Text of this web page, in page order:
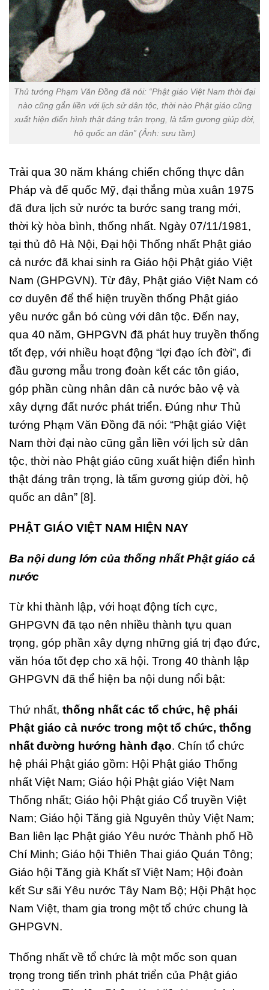
Thủ tướng Phạm Văn Đồng đã nói: “Phật giáo Việt Nam thời đại
nào cũng gắn liền với lịch sử dân tộc, thời nào Phật giáo cũng
xuất hiện điển hình thật đáng trân trọng, là tấm gương giúp đời,
hộ quốc an dân” (Ảnh: sưu tầm)
Trải qua 30 năm kháng chiến chống thực dân
Pháp và đế quốc Mỹ, đại thắng mùa xuân 1975
đã đưa lịch sử nước ta bước sang trang mới,
thời kỳ hòa bình, thống nhất. Ngày 07/11/1981,
tại thủ đô Hà Nội, Đại hội Thống nhất Phật giáo
cả nước đã khai sinh ra Giáo hội Phật giáo Việt
Nam (GHPGVN). Từ đây, Phật giáo Việt Nam có
cơ duyên để thể hiện truyền thống Phật giáo
yêu nước gắn bó cùng với dân tộc. Đến nay,
qua 40 năm, GHPGVN đã phát huy truyền thống
tốt đẹp, với nhiều hoạt động “lợi đạo ích đời”, đi
đầu gương mẫu trong đoàn kết các tôn giáo,
góp phần cùng nhân dân cả nước bảo vệ và
xây dựng đất nước phát triển. Đúng như Thủ
tướng Phạm Văn Đồng đã nói: “Phật giáo Việt
Nam thời đại nào cũng gắn liền với lịch sử dân
tộc, thời nào Phật giáo cũng xuất hiện điển hình
thật đáng trân trọng, là tấm gương giúp đời, hộ
quốc an dân” [8].
PHẬT GIÁO VIỆT NAM HIỆN NAY
Ba nội dung lớn của thống nhất Phật giáo cả
nước
Từ khi thành lập, với hoạt động tích cực,
GHPGVN đã tạo nên nhiều thành tựu quan
trọng, góp phần xây dựng những giá trị đạo đức,
văn hóa tốt đẹp cho xã hội. Trong 40 thành lập
GHPGVN đã thể hiện ba nội dung nổi bật:
Thứ nhất, thống nhất các tổ chức, hệ phái
Phật giáo cả nước trong một tổ chức, thống
nhất đường hướng hành đạo. Chín tổ chức
hệ phái Phật giáo gồm: Hội Phật giáo Thống
nhất Việt Nam; Giáo hội Phật giáo Việt Nam
Thống nhất; Giáo hội Phật giáo Cổ truyền Việt
Nam; Giáo hội Tăng già Nguyên thủy Việt Nam;
Ban liên lạc Phật giáo Yêu nước Thành phố Hồ
Chí Minh; Giáo hội Thiên Thai giáo Quán Tông;
Giáo hội Tăng già Khất sĩ Việt Nam; Hội đoàn
kết Sư sãi Yêu nước Tây Nam Bộ; Hội Phật học
Nam Việt, tham gia trong một tổ chức chung là
GHPGVN.
Thống nhất về tổ chức là một mốc son quan
trọng trong tiến trình phát triển của Phật giáo